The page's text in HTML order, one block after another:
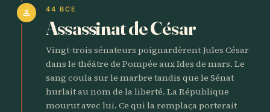
person 44 BCE
Assassinat de César
Vingt-trois sénateurs poignardèrent Jules César
dans le théâtre de Pompée aux Ides de mars. Le
sang coula sur le marbre tandis que le Sénat
hurlait au nom de la liberté. La République
mourut avec lui. Ce qui la remplaça porterait